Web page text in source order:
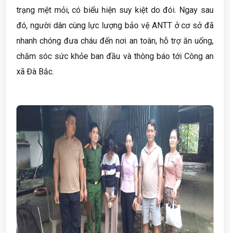
trạng mệt mỏi, có biểu hiện suy kiệt do đói. Ngay sau
đó, người dân cùng lực lượng bảo vệ ANTT ở cơ sở đã
nhanh chóng đưa cháu đến nơi an toàn, hỗ trợ ăn uống,
chăm sóc sức khỏe ban đầu và thông báo tới Công an
xã Đà Bắc.